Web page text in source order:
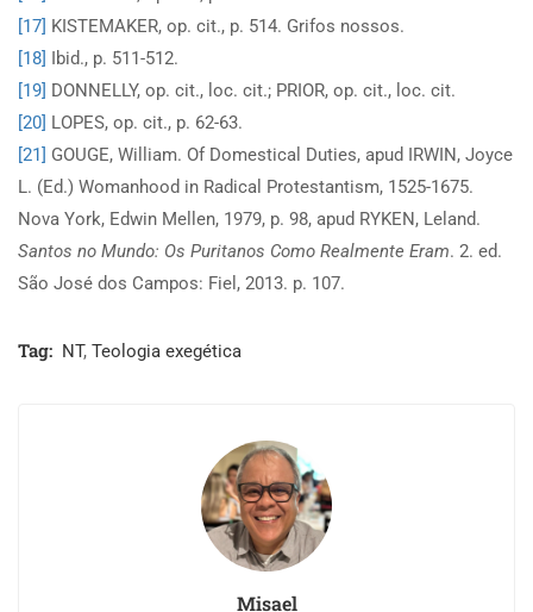
[17] KISTEMAKER, op. cit., p. 514. Grifos nossos.
[18] Ibid., p. 511-512.
[19] DONNELLY, op. cit., loc. cit.; PRIOR, op. cit., loc. cit.
[20] LOPES, op. cit., p. 62-63.
[21] GOUGE, William. Of Domestical Duties, apud IRWIN, Joyce
L. (Ed.) Womanhood in Radical Protestantism, 1525-1675.
Nova York, Edwin Mellen, 1979, p. 98, apud RYKEN, Leland.
Santos no Mundo: Os Puritanos Como Realmente Eram. 2. ed.
São José dos Campos: Fiel, 2013. p. 107.
Tag: NT, Teologia exegética
Misael